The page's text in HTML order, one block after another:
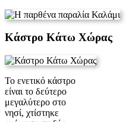
Κάστρο Κάτω Χώρας
Το ενετικό κάστρο
είναι το δεύτερο
μεγαλύτερο στο
νησί, χτίστηκε